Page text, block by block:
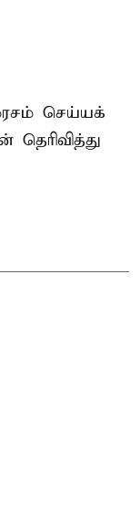
செய்யக்
தெரிவித்து